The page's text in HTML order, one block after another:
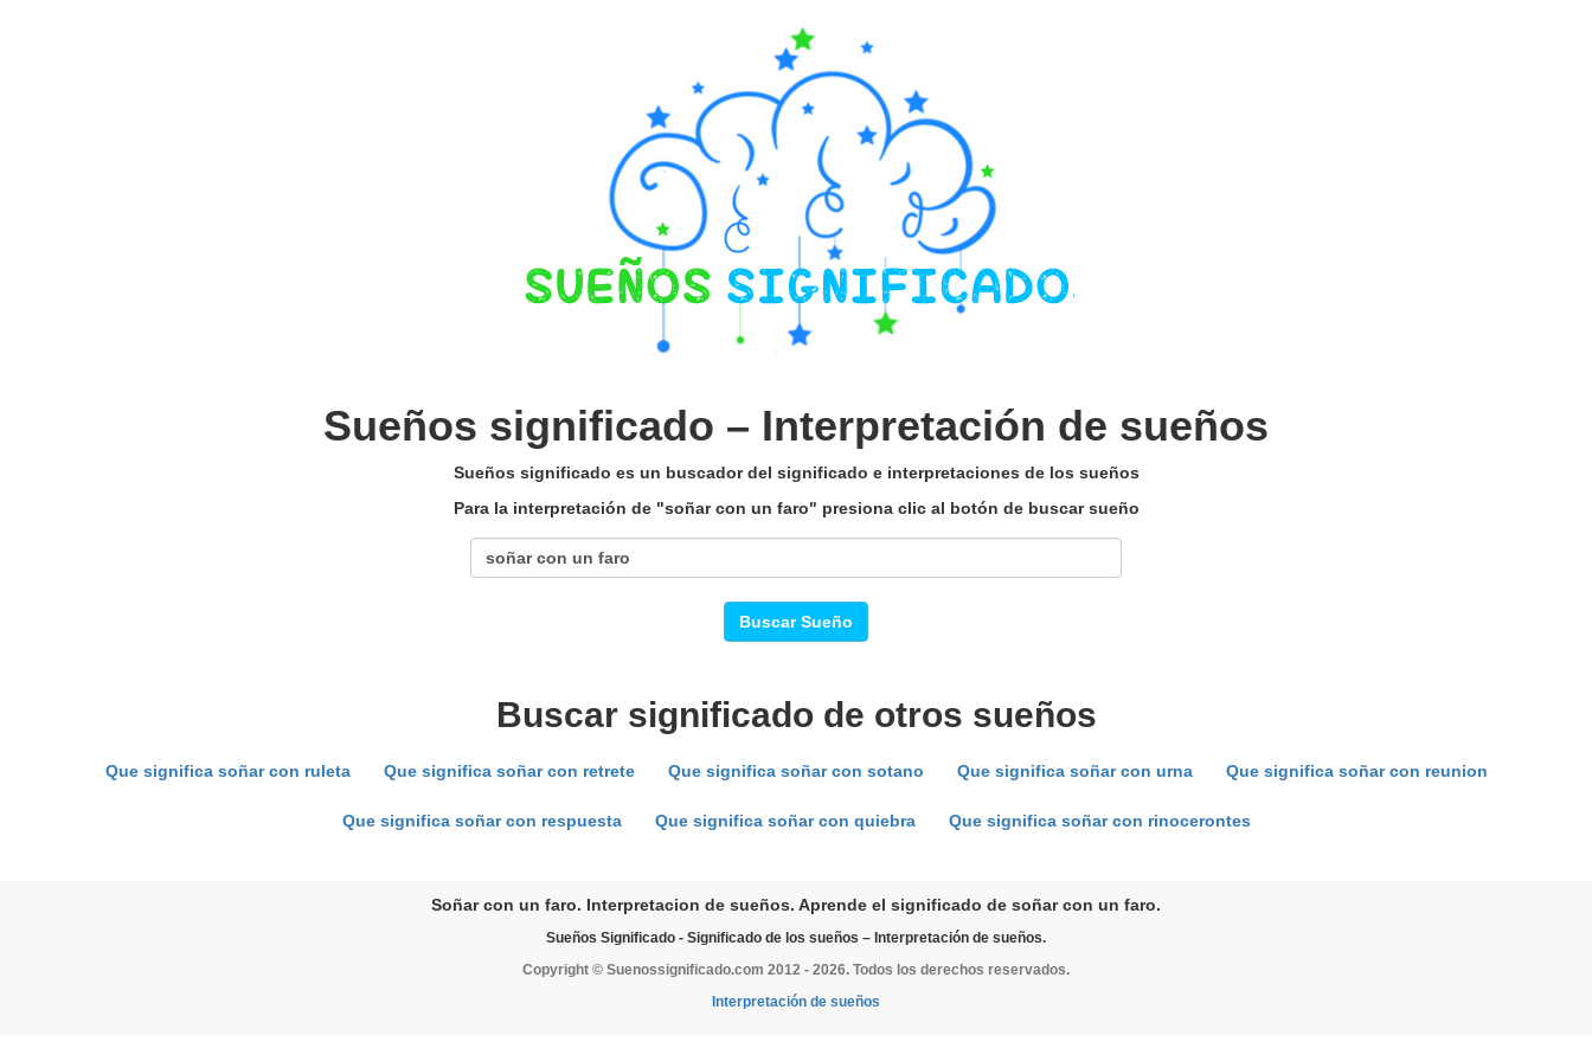
Sueños significado – Interpretación de sueños
Sueños significado es un buscador del significado e interpretaciones de los sueños
Para la interpretación de "soñar con un faro" presiona clic al botón de buscar sueño
Buscar Sueño
Buscar significado de otros sueños
Que significa soñar con ruleta Que significa soñar con retrete Que significa soñar con sotano Que significa soñar con urna Que significa soñar con reunion
Que significa soñar con respuesta Que significa soñar con quiebra Que significa soñar con rinocerontes
Soñar con un faro. Interpretacion de sueños. Aprende el significado de soñar con un faro.
Sueños Significado - Significado de los sueños – Interpretación de sueños.
Copyright © Suenossignificado.com 2012 - 2026. Todos los derechos reservados.
Interpretación de sueños